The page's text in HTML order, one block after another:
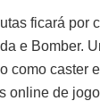
ficará por
e Bomber.
como caster
online de